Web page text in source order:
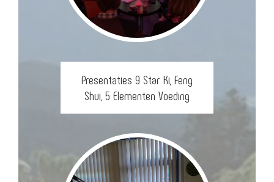
Presentaties 9 Star Ki, Feng
Shui, 5 Elementen Voeding